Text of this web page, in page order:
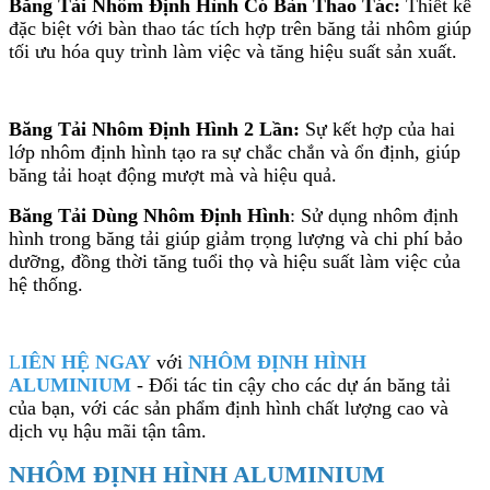
Băng Tải Nhôm Định Hình Có Bàn Thao Tác: Thiết kế
đặc biệt với bàn thao tác tích hợp trên băng tải nhôm giúp
tối ưu hóa quy trình làm việc và tăng hiệu suất sản xuất.
Băng Tải Nhôm Định Hình 2 Lần: Sự kết hợp của hai
lớp nhôm định hình tạo ra sự chắc chắn và ổn định, giúp
băng tải hoạt động mượt mà và hiệu quả.
Băng Tải Dùng Nhôm Định Hình: Sử dụng nhôm định
hình trong băng tải giúp giảm trọng lượng và chi phí bảo
dưỡng, đồng thời tăng tuổi thọ và hiệu suất làm việc của
hệ thống.
LIÊN HỆ NGAY với NHÔM ĐỊNH HÌNH
ALUMINIUM - Đối tác tin cậy cho các dự án băng tải
của bạn, với các sản phẩm định hình chất lượng cao và
dịch vụ hậu mãi tận tâm.
NHÔM ĐỊNH HÌNH ALUMINIUM